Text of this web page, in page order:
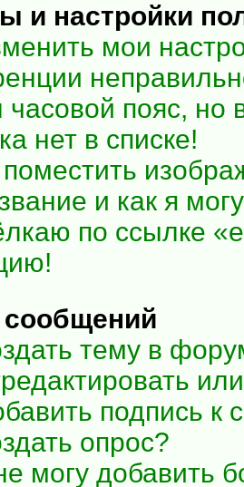
и настройки
мои
пояс, но
нет в списке!
поместить
и как я
по ссылке
тему в
подпись
опрос?
могу добавить